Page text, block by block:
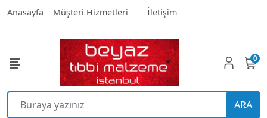
Anasayfa Müşteri Hizmetleri İletişim
ARA
0